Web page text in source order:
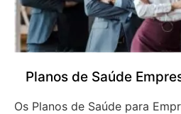
Planos de Saúde
Os Planos de Saúde para